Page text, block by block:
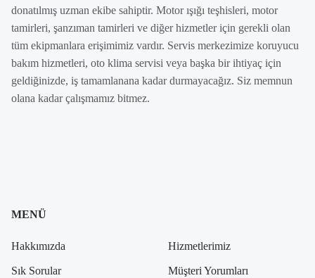
donatılmış uzman ekibe sahiptir. Motor ışığı teşhisleri, motor
tamirleri, şanzıman tamirleri ve diğer hizmetler için gerekli olan
tüm ekipmanlara erişimimiz vardır. Servis merkezimize koruyucu
bakım hizmetleri, oto klima servisi veya başka bir ihtiyaç için
geldiğinizde, iş tamamlanana kadar durmayacağız. Siz memnun
olana kadar çalışmamız bitmez.
MENÜ
Hakkımızda Hizmetlerimiz
Sık Sorular Müşteri Yorumları